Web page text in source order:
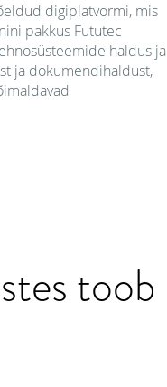
digiplatvormi, mis
pakkus Fututec
haldus ja
ja dokumendihaldust,
toob